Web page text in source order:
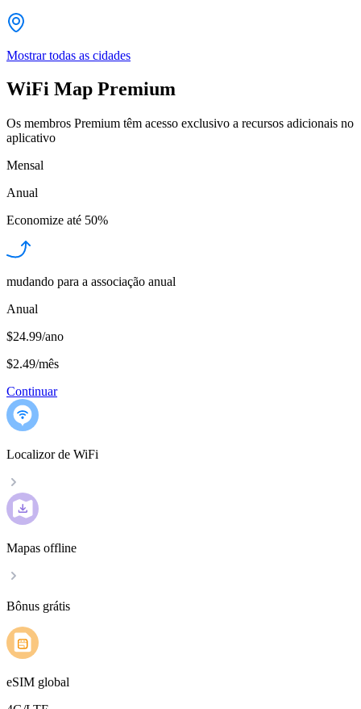
Mostrar todas as cidades
WiFi Map Premium
Os membros Premium têm acesso exclusivo a recursos adicionais no
aplicativo
Mensal
Anual
Economize até 50%
mudando para a associação anual
Anual
$24.99/ano
$2.49/mês
Continuar
Localizor de WiFi
Mapas offline
Bônus grátis
eSIM global